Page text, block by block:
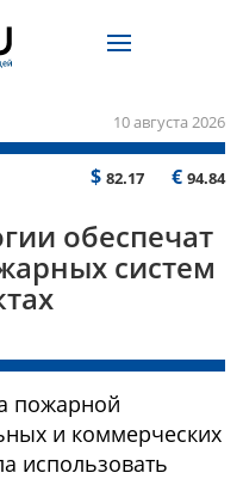
10 августа 2026
$ 82.17 € 94.84
обеспечат
систем
пожарной
и коммерческих
использовать